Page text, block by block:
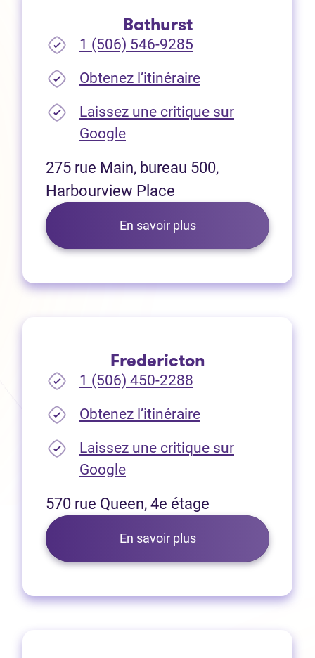
Bathurst
1 (506) 546-9285
Obtenez l’itinéraire(Ouvre dans un
Laissez une critique sur
Google(Ouvre dans un nouvel
275 rue Main, bureau 500,
Harbourview Place
En savoir plus
Fredericton
1 (506) 450-2288
Obtenez l’itinéraire(Ouvre dans un
Laissez une critique sur
Google(Ouvre dans un nouvel
570 rue Queen, 4e étage
En savoir plus